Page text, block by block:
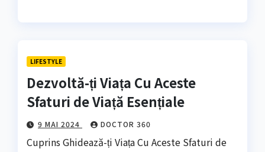
LIFESTYLE
Dezvoltă-ți Viața Cu Aceste
Sfaturi de Viață Esențiale
9 MAI 2024 DOCTOR 360
Cuprins Ghidează-ți Viața Cu Aceste Sfaturi de